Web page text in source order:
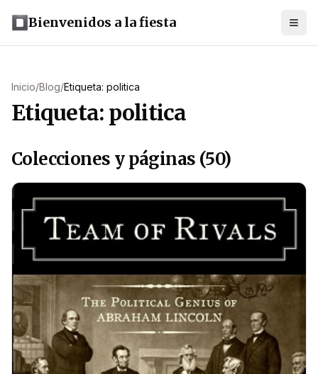
Bienvenidos a la fiesta
Inicio/Blog/Etiqueta: politica
Etiqueta: politica
Colecciones y páginas (50)